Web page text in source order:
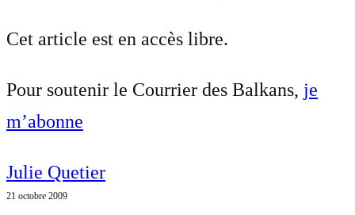
Cet article est en accès libre.
Pour soutenir le Courrier des Balkans, je
m’abonne
Julie Quetier
21 octobre 2009